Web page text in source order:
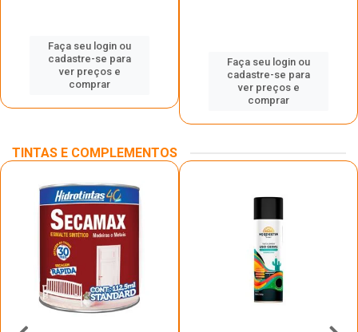
Faça seu login ou
cadastre-se para
ver preços e
comprar
Faça seu login ou
cadastre-se para
ver preços e
comprar
TINTAS E COMPLEMENTOS